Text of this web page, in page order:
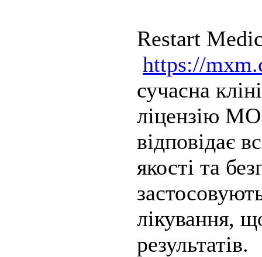
Restart
https://
сучасна
ліцензію
відповідає
якості та
лікування,
результатів.